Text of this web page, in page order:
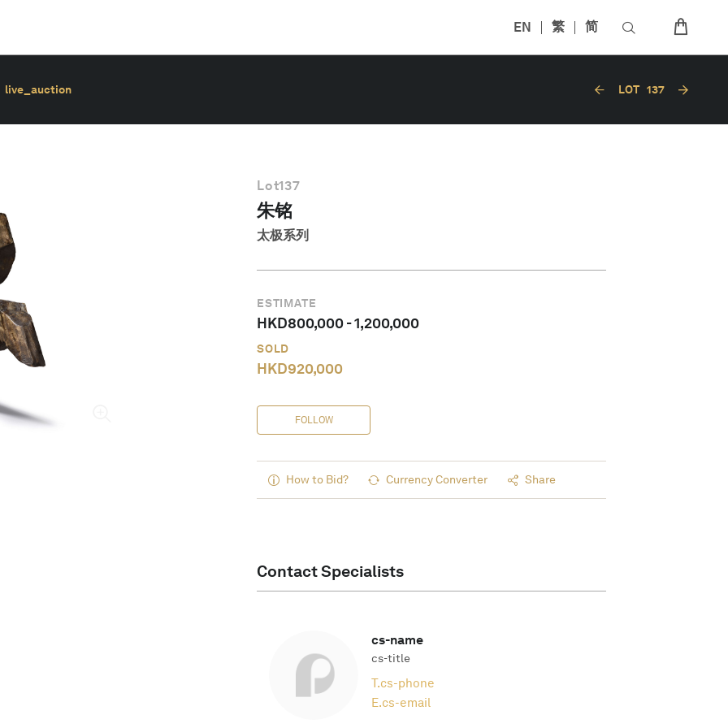
EN 繁 简
live_auction LOT 137
Lot137
朱铭
太极系列
ESTIMATE
HKD800,000-1,200,000
SOLD
HKD920,000
FOLLOW
How to Bid? Currency Converter Share
Contact Specialists
cs-name
cs-title
T.cs-phone
E.cs-email